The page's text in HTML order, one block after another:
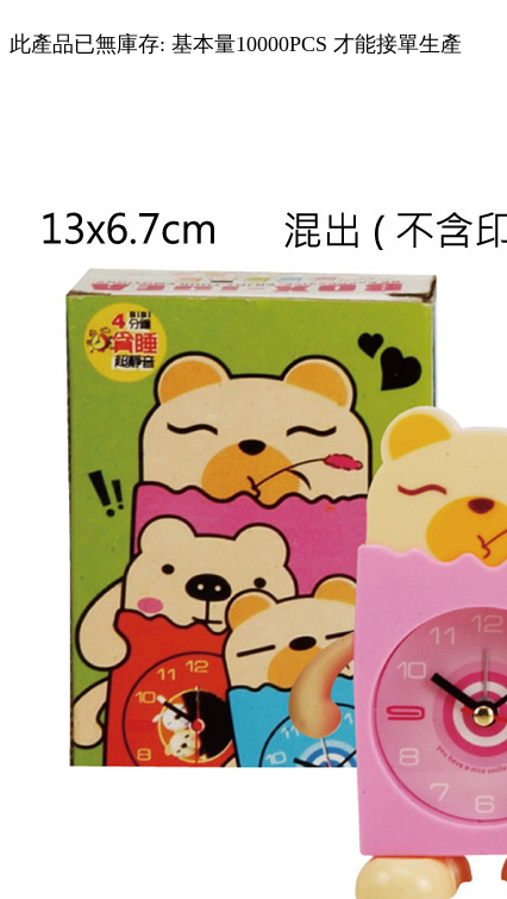
此產品已無庫存: 基本量10000PCS 才能接單生產